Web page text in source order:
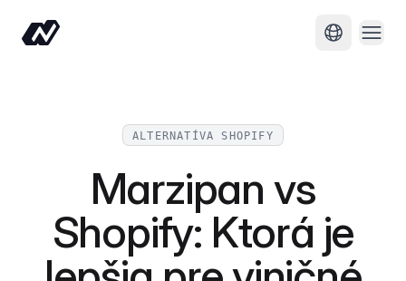
Zmeniť
ALTERNATÍVA SHOPIFY
Marzipan vs
Shopify: Ktorá je